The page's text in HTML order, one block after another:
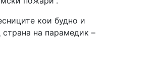
кои будно и
на парамедик –